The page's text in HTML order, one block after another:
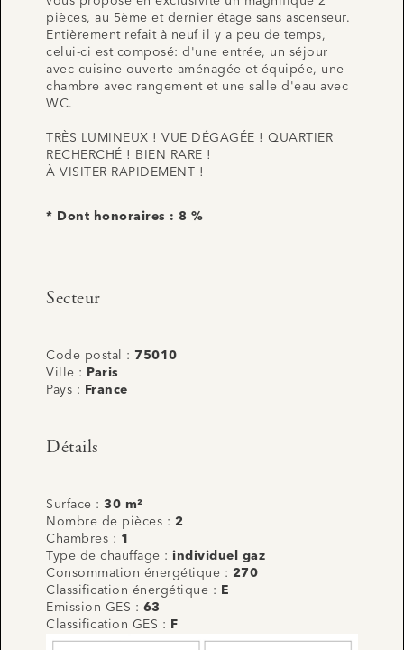
pièces, au 5ème et dernier étage sans ascenseur.
Entièrement refait à neuf il y a peu de temps,
celui-ci est composé: d'une entrée, un séjour
avec cuisine ouverte aménagée et équipée, une
chambre avec rangement et une salle d'eau avec
WC.
TRÈS LUMINEUX ! VUE DÉGAGÉE ! QUARTIER
RECHERCHÉ ! BIEN RARE !
À VISITER RAPIDEMENT !
* Dont honoraires : 8 %
Secteur
Code postal : 75010
Ville :
Paris
Pays :
France
Détails
Surface : 30 m²
Nombre de pièces : 2
Chambres : 1
Type de chauffage : individuel gaz
Consommation énergétique : 270
Classification énergétique :
E
Emission GES : 63
Classification GES :
F